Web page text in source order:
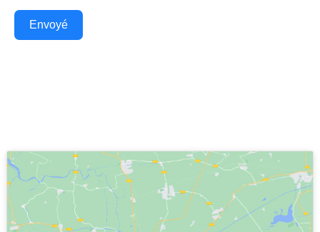
Envoyé